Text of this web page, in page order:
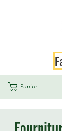
Panier